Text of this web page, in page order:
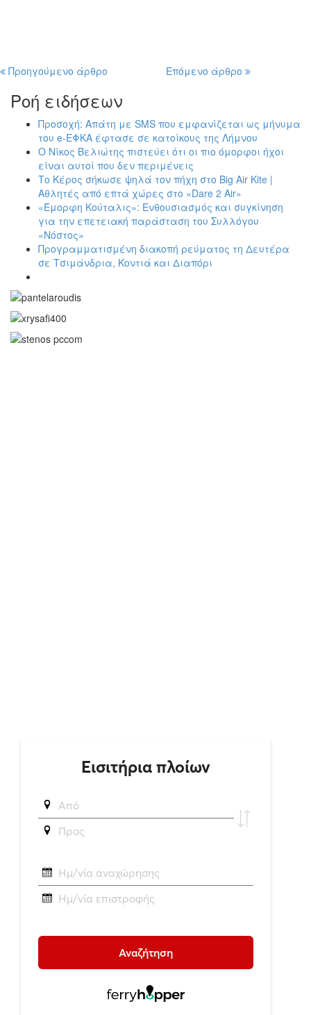
Προηγούμενο άρθρο Επόμενο άρθρο
Ροή ειδήσεων
Προσοχή: Απάτη με SMS που εμφανίζεται ως μήνυμα
του e-ΕΦΚΑ έφτασε σε κατοίκους της Λήμνου
Ο Νίκος Βελιώτης πιστεύει ότι οι πιο όμορφοι ήχοι
είναι αυτοί που δεν περιμένεις
Το Κέρος σήκωσε ψηλά τον πήχη στο Big Air Kite |
Αθλητές από επτά χώρες στο «Dare 2 Air»
«Έμορφη Κούταλις»: Ενθουσιασμός και συγκίνηση
για την επετειακή παράσταση του Συλλόγου
«Νόστος»
Προγραμματισμένη διακοπή ρεύματος τη Δευτέρα
σε Τσιμάνδρια, Κοντιά και Διαπόρι